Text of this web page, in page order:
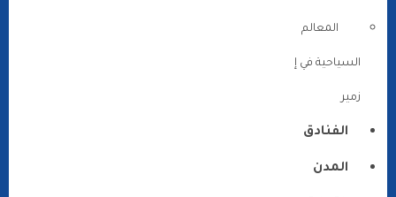
المعالم
السياحية في إ
زمير
الفنادق
المدن